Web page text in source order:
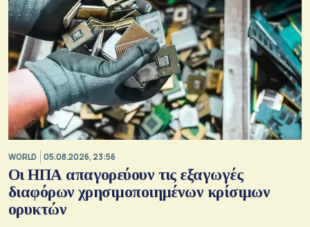
WORLD 05.08.2026, 23:56
Οι ΗΠΑ απαγορεύουν τις εξαγωγές
διαφόρων χρησιμοποιημένων κρίσιμων
ορυκτών